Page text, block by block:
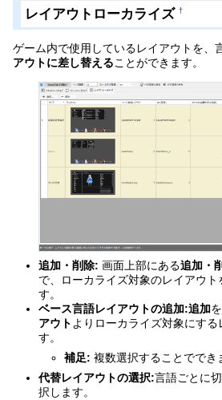
レイアウトローカライズ †
ゲーム内で使用しているレイアウトを、
アウトに差し替えることができます。
追加・削除: 画面上部にある追加・
で、ローカライズ対象のレイアウト
す。
ベース言語レイアウトの追加:追加
アウト よりローカライズ対象にする
す。
補足: 複数選択することででき
代替レイアウトの選択:言語ごとに
択します。